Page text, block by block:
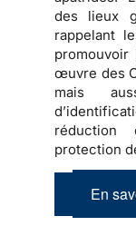
des lieux
rappelant
promouvoir
œuvre des
mais
protection
En